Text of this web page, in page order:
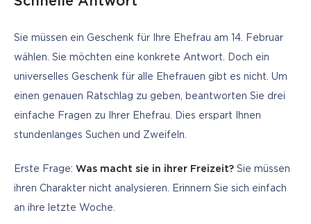
Sie müssen ein Geschenk für Ihre Ehefrau am 14. Februar
wählen. Sie möchten eine konkrete Antwort. Doch ein
universelles Geschenk für alle Ehefrauen gibt es nicht. Um
einen genauen Ratschlag zu geben, beantworten Sie drei
einfache Fragen zu Ihrer Ehefrau. Dies erspart Ihnen
stundenlanges Suchen und Zweifeln.
Erste Frage: Was macht sie in ihrer Freizeit? Sie müssen
ihren Charakter nicht analysieren. Erinnern Sie sich einfach
an ihre letzte Woche.